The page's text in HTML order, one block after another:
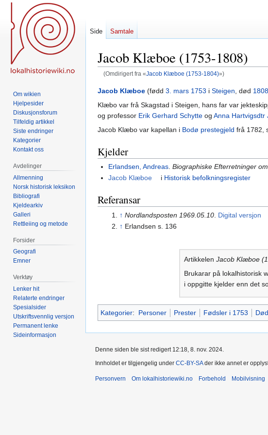
Jacob Klæboe (1753-1808)
(Omdirigert fra «Jacob Klæboe (1753-1804)»)
Hopp
til
navigering
Hopp
til
Jacob Klæboe (fødd 3. mars 1753 i Steigen , død 1808
Klæbo var frå Skagstad i Steigen, hans far var
og professor Erik Gerhard Schytte og Anna Hartvigsdtr
Jacob Klæbo var kapellan i Bodø prestegjeld frå 1782,
Kjelder
Erlandsen, Andreas .Biographiske Efterretninger
Jacob Klæboe
i Historisk befolkningsregister
Referansar
↑ Nordlandsposten 1969.05.10. Digital versjon
↑ Erlandsen s. 136
Artikkelen Jacob Klæboe
Brukarar på lokalhistorisk
i oppgitte kjelder enn det
Kategorier: Personer Prester Fødsler i 1753
Side Samtale
Om wikien
Hjelpesider
Diskusjonsforum
Tilfeldig artikkel
Siste endringer
Kategorier
Kontakt oss
Avdelinger
Allmenning
Norsk historisk leksikon
Bibliografi
Kjeldearkiv
Galleri
Rettleiing og metode
Forsider
Geografi
Emner
Verktøy
Lenker hit
Relaterte endringer
Spesialsider
Utskriftsvennlig versjon
Permanent lenke
Sideinformasjon
Denne siden ble sist redigert 12:18, 8. nov. 2024.
Innholdet er tilgjengelig under CC-BY-SAder ikke annet er
Personvern Om lokalhistoriewiki.no Forbehold Mobilvisning